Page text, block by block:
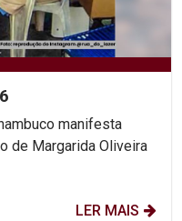
manifesta
de Margarida Oliveira
LER MAIS